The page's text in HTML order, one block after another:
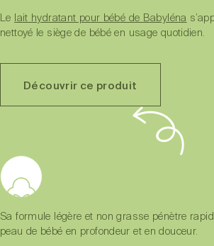
Sa formule légère et non grasse pénètre
peau de bébé en profondeur et en douceur.
Le lait hydratant pour bébé de Babyléna
nettoyé le siège de bébé en usage quotidien.
Découvrir ce produit